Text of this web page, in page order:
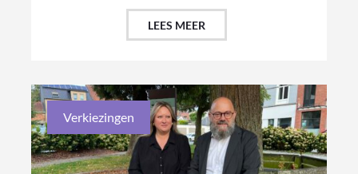
LEES MEER
Verkiezingen